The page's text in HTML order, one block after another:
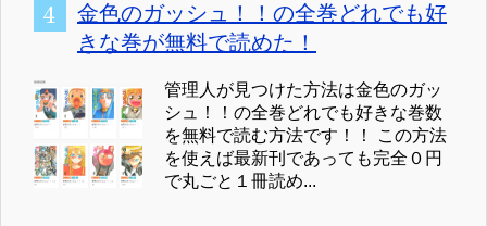
金色のガッシュ！！の全巻どれでも好
きな巻が無料で読めた！
管理人が見つけた方法は金色のガッ
シュ！！の全巻どれでも好きな巻数
を無料で読む方法です！！ この方法
を使えば最新刊であっても完全０円
で丸ごと１冊読め...